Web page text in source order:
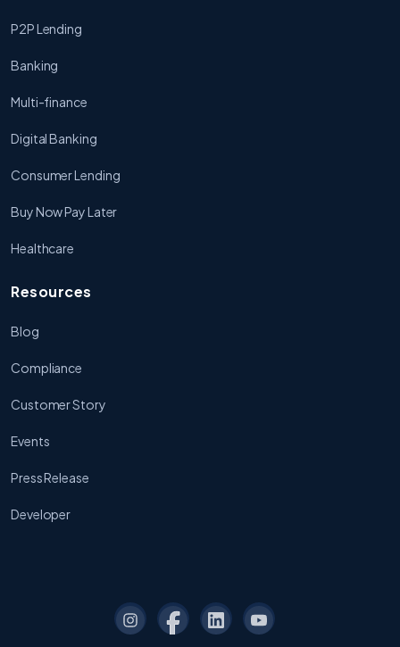
P2P Lending
Banking
Multi-finance
Digital Banking
Consumer Lending
Buy Now Pay Later
Healthcare
Resources
Blog
Compliance
Customer Story
Events
Press Release
Developer